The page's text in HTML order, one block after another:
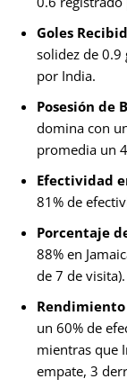
Goles
solidez de
por India.
Posesión de
domina con
promedia un
Efectividad
81% de
Porcentaje
88% en
de 7 de visita).
un 60% de
mientras que
empate, 3